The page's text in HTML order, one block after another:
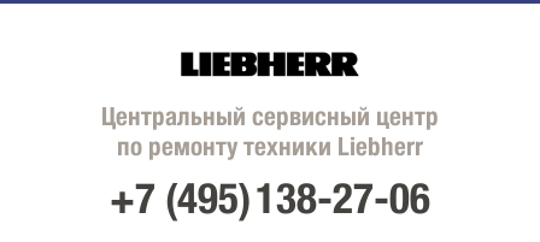
Центральный сервисный центр
по ремонту техники Liebherr
+7 (495)138-27-06